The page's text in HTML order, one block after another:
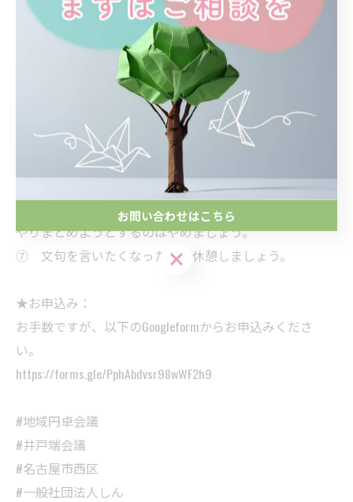
しましょう。
② 他の参加者の発言を遮ったり、否定するような言動
③ 自分ばかり発言せず、皆が発言できるように協力し
④ 新しい参加者は歓迎しましょう。
⑤ 皆にわかるように、できるだけ専門用語は控えまし
⑥ 結論を出す会議ではありません。仕切ったり、無理
やりまとめようとするのはやめましょう。
⑦ 文句を言いたくなったら、休憩しましょう。
★お申込み：
お手数ですが、以下のGoogleformからお申込みくださ
い。
https://forms.gle/PphAbdvsr98wWF2h9
#地域円卓会議
#井戸端会議
#名古屋市西区
#一般社団法人しん
お問い合わせはこちら
お問い合わせはこちら